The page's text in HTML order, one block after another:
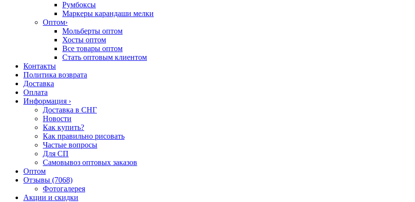
Румбоксы
Маркеры карандаши мелки
Оптом›
Мольберты оптом
Хосты оптом
Все товары оптом
Стать оптовым клиентом
Контакты
Политика возврата
Доставка
Оплата
Информация ›
Доставка в СНГ
Новости
Как купить?
Как правильно рисовать
Частые вопросы
Для СП
Самовывоз оптовых заказов
Оптом
Отзывы (7068)
Фотогалерея
Акции и скидки